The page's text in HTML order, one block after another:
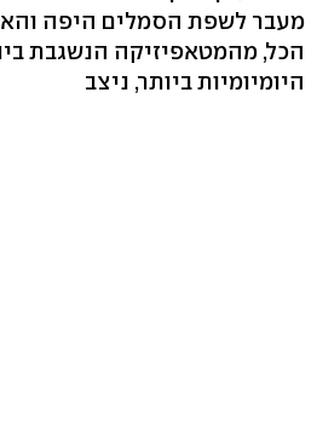
מעבר לשפת הסמלים היפה
הכל, מהמטאפיזיקה הנשגבת
היומיומיות ביותר, ניצב